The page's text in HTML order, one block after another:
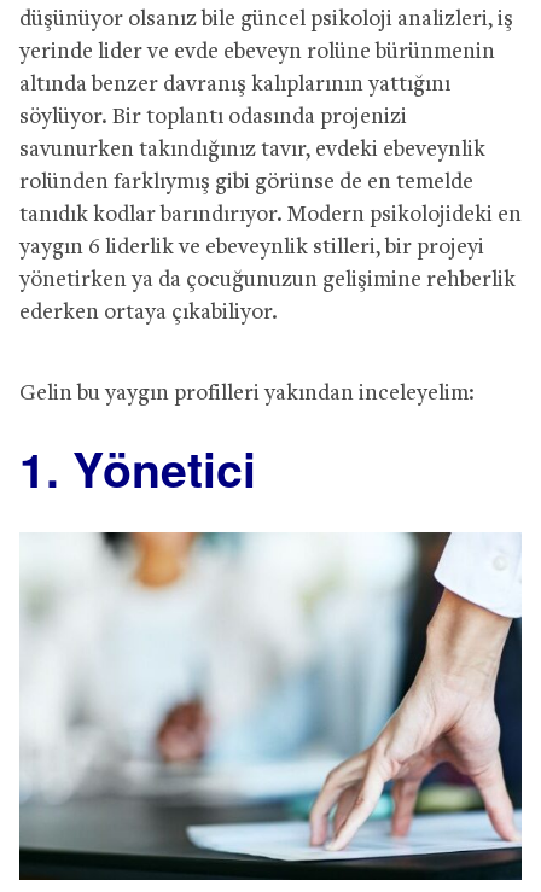
düşünüyor olsanız bile güncel psikoloji analizleri, iş
yerinde lider ve evde ebeveyn rolüne bürünmenin
altında benzer davranış kalıplarının yattığını
söylüyor. Bir toplantı odasında projenizi
savunurken takındığınız tavır, evdeki ebeveynlik
rolünden farklıymış gibi görünse de en temelde
tanıdık kodlar barındırıyor. Modern psikolojideki en
yaygın 6 liderlik ve ebeveynlik stilleri, bir projeyi
yönetirken ya da çocuğunuzun gelişimine rehberlik
ederken ortaya çıkabiliyor.
Gelin bu yaygın profilleri yakından inceleyelim:
1. Yönetici